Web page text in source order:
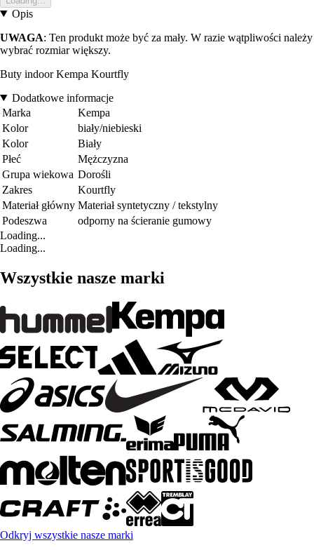
Opis
UWAGA: Ten produkt może być za mały. W razie wątpliwości należy
wybrać rozmiar większy.
Buty indoor Kempa Kourtfly
Dodatkowe informacje
Marka
Kempa
Kolor
biały/niebieski
Kolor
Biały
Płeć
Mężczyzna
Grupa wiekowa Dorośli
Zakres
Kourtfly
Materiał główny Materiał syntetyczny / tekstylny
Podeszwa
odporny na ścieranie gumowy
Loading...
Loading...
Wszystkie nasze marki
Odkryj wszystkie nasze marki